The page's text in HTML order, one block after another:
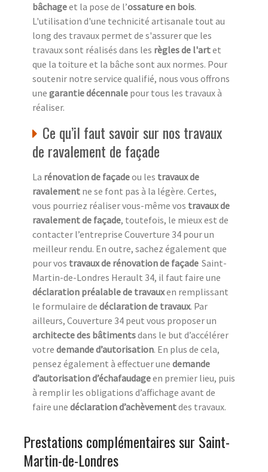
bâchageet la pose de l’ossature en bois.
L'utilisation d'une technicité artisanale tout au
long des travaux permet de s'assurer que les
travaux sont réalisés dans les règles de l'artet
que la toiture et la bâche sont aux normes. Pour
soutenir notre service qualifié, nous vous offrons
une garantie décennale pour tous les travaux à
réaliser.
Ce qu’il faut savoir sur nos travaux
de ravalement de façade
La rénovation de façadeou les travaux de
ravalement ne se font pas à la légère. Certes,
vous pourriez réaliser vous-même vos travaux de
ravalement de façade, toutefois, le mieux est de
contacter l’entreprise Couverture 34 pour un
meilleur rendu. En outre, sachez également que
pour vos travaux de rénovation de façade Saint-
Martin-de-Londres Herault 34, il faut faire une
déclaration préalable de travauxen remplissant
le formulaire de déclaration de travaux. Par
ailleurs, Couverture 34 peut vous proposer un
architecte des bâtimentsdans le but d’accélérer
votre demande d’autorisation. En plus de cela,
pensez également à effectuer une demande
d’autorisation d’échafaudageen premier lieu, puis
à remplir les obligations d’affichage avant de
faire une déclaration d’achèvementdes travaux.
Prestations complémentaires sur Saint-
Martin-de-Londres